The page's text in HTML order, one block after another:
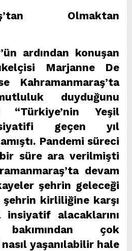
Olmaktan
ardından konuşan
Marjanne De
Kahramanmaraş’ta
duyduğunu
Yeşil
geçen yıl
Pandemi süreci
bir süre ara verilmişti
devam
şehrin geleceği
kirliliğine karşı
insiyatif alacaklarını
bakımından çok
yaşanılabilir hale